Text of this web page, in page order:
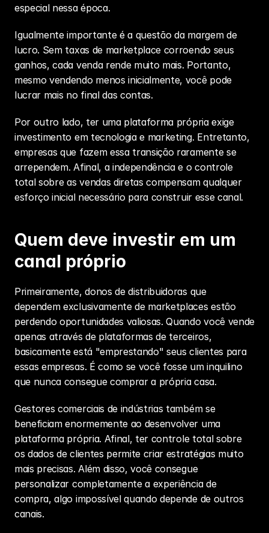
especial nessa época.
Igualmente importante é a questão da margem de
lucro. Sem taxas de marketplace corroendo seus
ganhos, cada venda rende muito mais. Portanto,
mesmo vendendo menos inicialmente, você pode
lucrar mais no final das contas.
Por outro lado, ter uma plataforma própria exige
investimento em tecnologia e marketing. Entretanto,
empresas que fazem essa transição raramente se
arrependem. Afinal, a independência e o controle
total sobre as vendas diretas compensam qualquer
esforço inicial necessário para construir esse canal.
Quem deve investir em um
canal próprio
Primeiramente, donos de distribuidoras que
dependem exclusivamente de marketplaces estão
perdendo oportunidades valiosas. Quando você vende
apenas através de plataformas de terceiros,
basicamente está "emprestando" seus clientes para
essas empresas. É como se você fosse um inquilino
que nunca consegue comprar a própria casa.
Gestores comerciais de indústrias também se
beneficiam enormemente ao desenvolver uma
plataforma própria. Afinal, ter controle total sobre
os dados de clientes permite criar estratégias muito
mais precisas. Além disso, você consegue
personalizar completamente a experiência de
compra, algo impossível quando depende de outros
canais.